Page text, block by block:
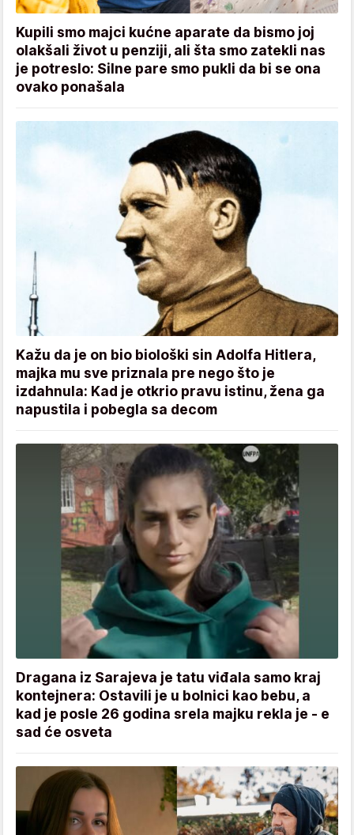
Kupili smo majci kućne aparate da bismo joj
olakšali život u penziji, ali šta smo zatekli nas
je potreslo: Silne pare smo pukli da bi se ona
ovako ponašala
Kažu da je on bio biološki sin Adolfa Hitlera,
majka mu sve priznala pre nego što je
izdahnula: Kad je otkrio pravu istinu, žena ga
napustila i pobegla sa decom
Dragana iz Sarajeva je tatu viđala samo kraj
kontejnera: Ostavili je u bolnici kao bebu, a
kad je posle 26 godina srela majku rekla je - e
sad će osveta